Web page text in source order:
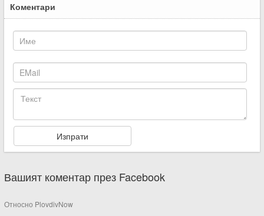
Коментари
Вашият коментар през Facebook
Относно PlovdivNow